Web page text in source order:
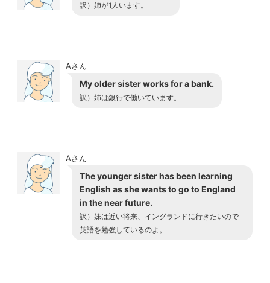
訳）姉が1人います。
Aさん
My older sister works for a bank.
訳）姉は銀行で働いています。
Aさん
The younger sister has been learning
English as she wants to go to England
in the near future.
訳）妹は近い将来、イングランドに行きたいので
英語を勉強しているのよ。